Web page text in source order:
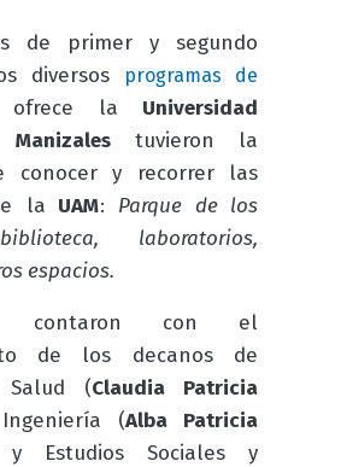
de primer y segundo
diversos
programas de
la Universidad
tuvieron la
conocer y recorrer las
la UAM: Parque de los
laboratorios,
espacios.
contaron con el
de los decanos de
Salud (Claudia Patricia
(Alba Patricia
Estudios Sociales y